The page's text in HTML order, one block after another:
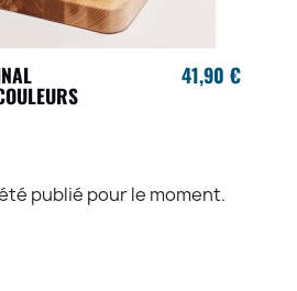
41,90 €
publié pour le moment.